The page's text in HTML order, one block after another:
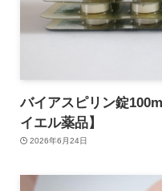
バイアスピリン錠
イエル薬品】
2026年6月24日